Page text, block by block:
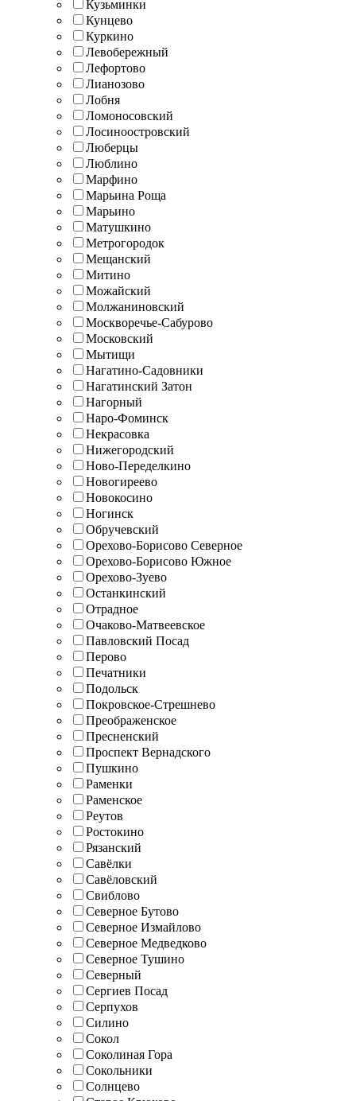
Кузьминки
Кунцево
Куркино
Левобережный
Лефортово
Лианозово
Лобня
Ломоносовский
Лосиноостровский
Люберцы
Люблино
Марфино
Марьина Роща
Марьино
Матушкино
Метрогородок
Мещанский
Митино
Можайский
Молжаниновский
Москворечье-Сабурово
Московский
Мытищи
Нагатино-Садовники
Нагатинский Затон
Нагорный
Наро-Фоминск
Некрасовка
Нижегородский
Ново-Переделкино
Новогиреево
Новокосино
Ногинск
Обручевский
Орехово-Борисово Северное
Орехово-Борисово Южное
Орехово-Зуево
Останкинский
Отрадное
Очаково-Матвеевское
Павловский Посад
Перово
Печатники
Подольск
Покровское-Стрешнево
Преображенское
Пресненский
Проспект Вернадского
Пушкино
Раменки
Раменское
Реутов
Ростокино
Рязанский
Савёлки
Савёловский
Свиблово
Северное Бутово
Северное Измайлово
Северное Медведково
Северное Тушино
Северный
Сергиев Посад
Серпухов
Силино
Сокол
Соколиная Гора
Сокольники
Солнцево